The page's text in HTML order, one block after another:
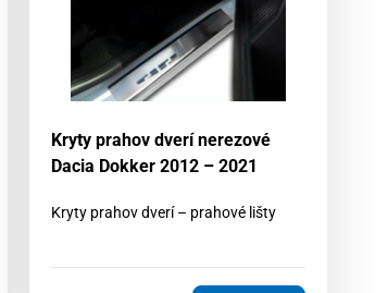
Kryty prahov dverí nerezové
Dacia Dokker 2012 – 2021
Kryty prahov dverí – prahové lišty